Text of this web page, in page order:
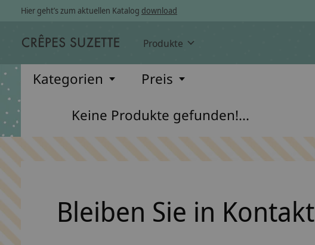
Hier geht’s zum aktuellen Katalog download
Produkte
Kategorien Preis
Keine Produkte gefunden!...
Bleiben Sie in Kontakt